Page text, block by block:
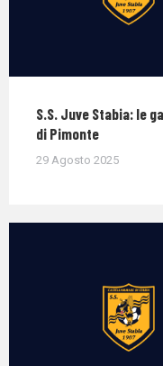
S.S. Juve Stabia: le
di Pimonte
29 Agosto 2025